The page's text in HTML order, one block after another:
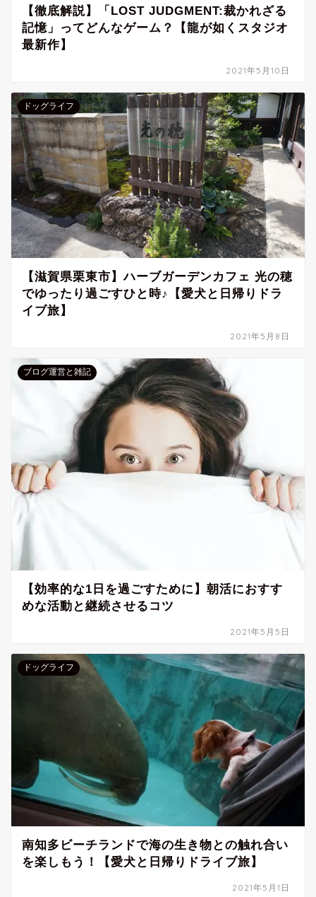
【徹底解説】「LOST JUDGMENT:裁かれざる
記憶」ってどんなゲーム？【龍が如くスタジオ
最新作】
2021年5月10日
ドッグライフ
【滋賀県栗東市】ハーブガーデンカフェ 光の穂
でゆったり過ごすひと時♪【愛犬と日帰りドラ
イブ旅】
2021年5月8日
ブログ運営と雑記
【効率的な1日を過ごすために】朝活におすす
めな活動と継続させるコツ
2021年5月5日
ドッグライフ
南知多ビーチランドで海の生き物との触れ合い
を楽しもう！【愛犬と日帰りドライブ旅】
2021年5月1日